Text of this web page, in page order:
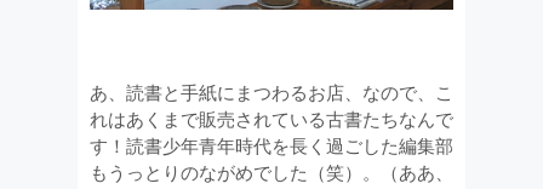
あ、読書と手紙にまつわるお店、なので、こ
れはあくまで販売されている古書たちなんで
す！読書少年青年時代を長く過ごした編集部
もうっとりのながめでした（笑）。（ああ、